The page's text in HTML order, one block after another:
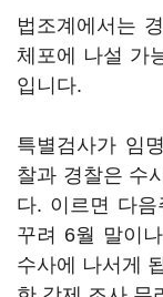
법조계에서는
체포에 나설 가
입니다.
특별검사가 임
찰과 경찰은 수
다. 이르면 다
꾸려 6월 말이
수사에 나서게